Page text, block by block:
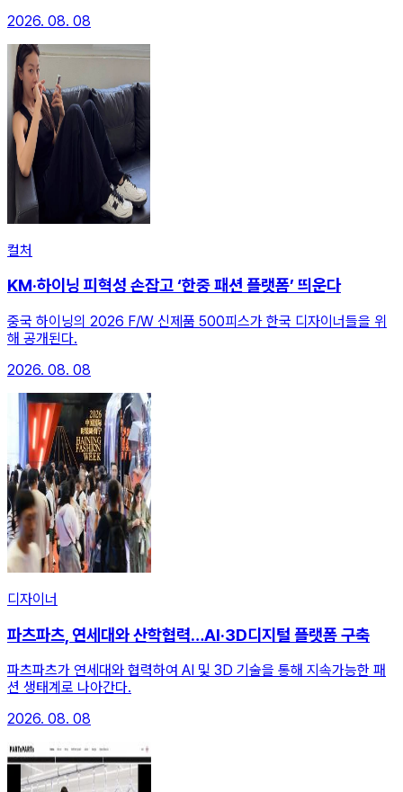
2026. 08. 08
컬처
KM·하이닝 피혁성 손잡고 ‘한중 패션 플랫폼’ 띄운다
중국 하이닝의 2026 F/W 신제품 500피스가 한국 디자이너들을 위
해 공개된다.
2026. 08. 08
디자이너
파츠파츠, 연세대와 산학협력…AI·3D디지털 플랫폼 구축
파츠파츠가 연세대와 협력하여 AI 및 3D 기술을 통해 지속가능한 패
션 생태계로 나아간다.
2026. 08. 08